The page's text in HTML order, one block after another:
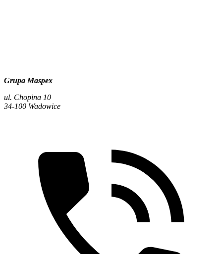
Grupa Maspex
ul. Chopina 10
34-100 Wadowice